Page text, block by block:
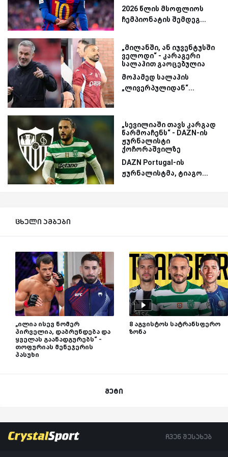
2026 წლის მსოფლიოს
ჩემპიონატის შემდეგ...
„მილანში, ან იუვენტუსში
ველოდი“ - კარაგერი
სალაჰით გაოცებულია
მოჰამედ სალაჰის
„ლივერპულიდან“...
„სევილიაში თავს კარგად
წარმოაჩენს“ - DAZN-ის
ჟურნალისტი
ქოჩორაშვილზე
DAZN Portugal-ის
ჟურნალისტმა, ტიაგო...
ცხელი ამბები
„ილია ისევ ნომერ
პირველია, დაბრუნდება და
ყველას გაანადგურებს“ -
თოფურიას მენეჯერის
პასუხი
8 აგვისტოს სატრანსფერო
ზონა
მეტი
ჩვენ შესახებ